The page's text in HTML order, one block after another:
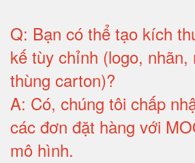
Q: Bạn có thể tạo kích
kế tùy chỉnh (logo, nhãn,
thùng carton)?
A: Có, chúng tôi chấp
các đơn đặt hàng với
mô hình.